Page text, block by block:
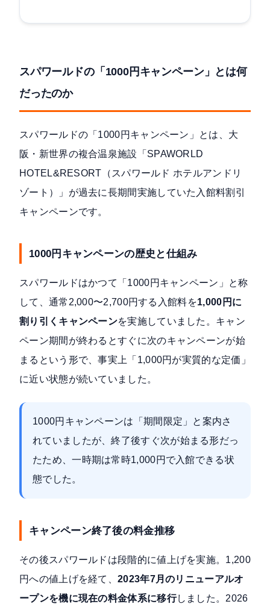
スパワールドの「1000円キャンペーン」とは何
だったのか
スパワールドの「1000円キャンペーン」とは、大
阪・新世界の複合温泉施設「SPAWORLD
HOTEL&RESORT（スパワールド ホテルアンドリ
ゾート）」が過去に長期間実施していた入館料割引
キャンペーンです。
1000円キャンペーンの歴史と仕組み
スパワールドはかつて「1000円キャンペーン」と称
して、通常2,000〜2,700円する入館料を1,000円に
割り引くキャンペーンを実施していました。キャン
ペーン期間が終わるとすぐに次のキャンペーンが始
まるという形で、事実上「1,000円が実質的な定価」
に近い状態が続いていました。
1000円キャンペーンは「期間限定」と案内さ
れていましたが、終了後すぐ次が始まる形だっ
たため、一時期は常時1,000円で入館できる状
態でした。
キャンペーン終了後の料金推移
その後スパワールドは段階的に値上げを実施。1,200
円への値上げを経て、2023年7月のリニューアルオ
ープンを機に現在の料金体系に移行しました。2026